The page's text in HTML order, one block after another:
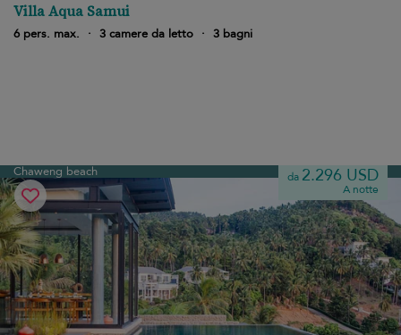
Villa Aqua Samui
6 pers. max. · 3 camere da letto · 3 bagni
Chaweng beach da 2.296 USD
A notte